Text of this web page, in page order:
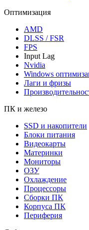
Оптимизация
AMD
DLSS / FSR
FPS
Input Lag
Nvidia
Windows
Лаги и фризы
ПК и железо
SSD и накопители
Блоки питания
Видеокарты
Материнки
Мониторы
ОЗУ
Охлаждение
Процессоры
Сборки ПК
Корпуса ПК
Периферия